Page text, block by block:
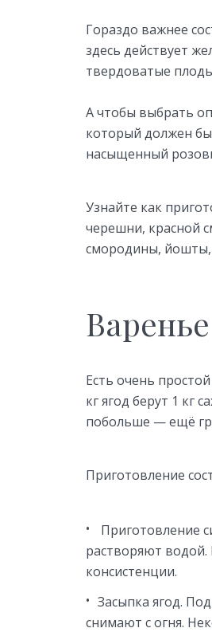
Гораздо важнее
здесь действует
твердоватые
А чтобы выбрать
который должен
насыщенный
Узнайте как
черешни, красной
смородины, йошты,
Есть очень
кг ягод берут 1 кг
побольше — ещё
Приготовление
Приготовление
растворяют
консистенции.
Засыпка ягод.
снимают с огня.